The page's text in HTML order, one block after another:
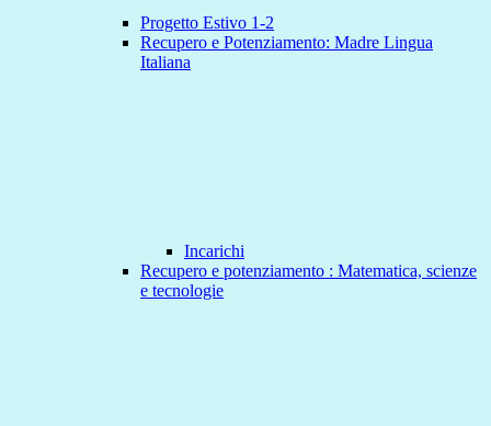
Progetto Estivo 1-2
Recupero e Potenziamento: Madre Lingua
Italiana
Incarichi
Recupero e potenziamento : Matematica, scienze
e tecnologie